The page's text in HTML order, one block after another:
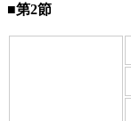
■第2節